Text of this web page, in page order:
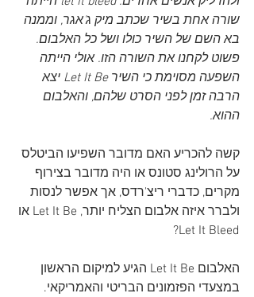
שורה אחת בשיר שכתב מיק ג'אגר, וממנה
בא השם של השיר כולו ושל כל האלבום.
פשוט לקחנו את השורה הזו. אולי הייתה
השפעה מסוימת כי השיר Let It Be יצא
הרבה זמן לפני הסרט שלהם, והאלבום
ההוא.
קשה להכריע האם מדובר השפיעו הביטלס
על הרולינג סטונס או היה מדובר בצירוף
מקרים, כדברי ריצ'רדס, אך אפשר לנסות
ולברר איזה אלבום הצליח יותר, Let It Be או
Let It Bleed?
האלבום Let It Be הגיע למיקום הראשון
במצעדי הפזמונים הבריטי והאמריקאי.